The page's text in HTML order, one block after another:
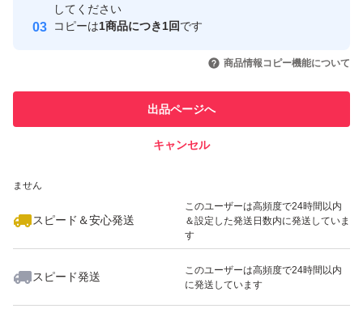
取引実績
引を完了させた実績があります
での取引実績があります
ません
スピード＆安心発送
このユーザーは高頻度で24時間以内
＆設定した発送日数内に発送していま
す
スピード発送
このユーザーは高頻度で24時間以内
に発送しています
してください
コピーは1商品につき1回です
商品情報コピー機能について
出品ページへ
キャンセル
いいね！
1,710